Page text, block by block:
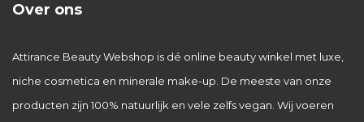
Over ons
Attirance Beauty Webshop is dé online beauty winkel met luxe,
niche cosmetica en minerale make-up. De meeste van onze
producten zijn 100% natuurlijk en vele zelfs vegan. Wij voeren